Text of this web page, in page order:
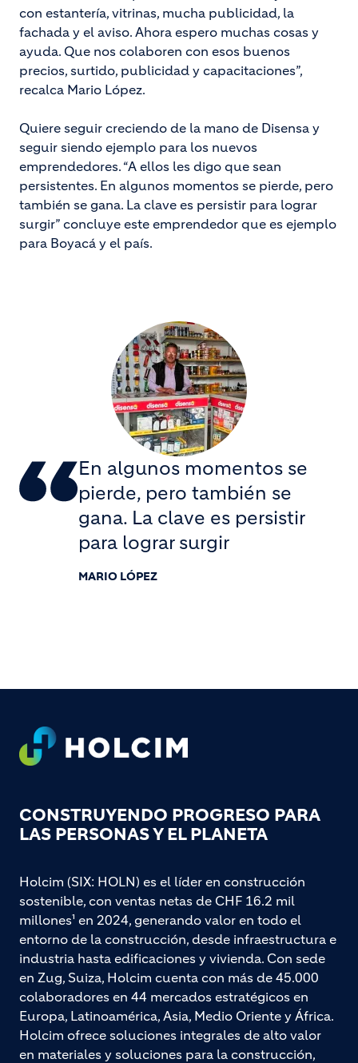
con estantería, vitrinas, mucha publicidad, la
fachada y el aviso. Ahora espero muchas cosas y
ayuda. Que nos colaboren con esos buenos
precios, surtido, publicidad y capacitaciones”,
recalca Mario López.
Quiere seguir creciendo de la mano de Disensa y
seguir siendo ejemplo para los nuevos
emprendedores. “A ellos les digo que sean
persistentes. En algunos momentos se pierde, pero
también se gana. La clave es persistir para lograr
surgir” concluye este emprendedor que es ejemplo
para Boyacá y el país.
En algunos momentos se
pierde, pero también se
gana. La clave es persistir
para lograr surgir
MARIO LÓPEZ
Footer
CONSTRUYENDO PROGRESO PARA
LAS PERSONAS Y EL PLANETA
Holcim (SIX: HOLN) es el líder en construcción
sostenible, con ventas netas de CHF 16.2 mil
millones¹ en 2024, generando valor en todo el
entorno de la construcción, desde infraestructura e
industria hasta edificaciones y vivienda. Con sede
en Zug, Suiza, Holcim cuenta con más de 45.000
colaboradores en 44 mercados estratégicos en
Europa, Latinoamérica, Asia, Medio Oriente y África.
Holcim ofrece soluciones integrales de alto valor
en materiales y soluciones para la construcción,